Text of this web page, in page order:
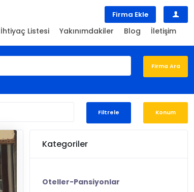
Firma Ekle
İhtiyaç Listesi Yakınımdakiler Blog İletişim
Filtrele Konum
Kategoriler
Oteller-Pansiyonlar